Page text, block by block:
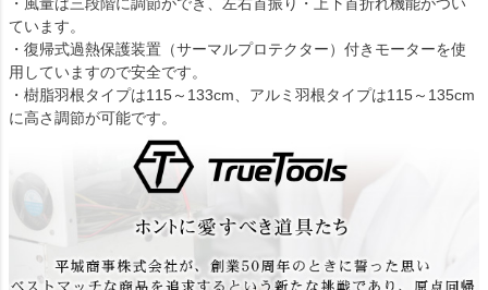
ています。
・復帰式過熱保護装置（サーマルプロテクター）付きモーターを使
用していますので安全です。
・樹脂羽根タイプは115～133cm、アルミ羽根タイプは115～135cm
に高さ調節が可能です。